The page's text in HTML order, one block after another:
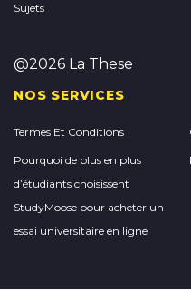
Sujets
@2026 La These
NOS SERVICES
Termes Et Conditions
Pourquoi de plus en plus
d’étudiants choisissent
StudyMoose pour acheter un
essai universitaire en ligne